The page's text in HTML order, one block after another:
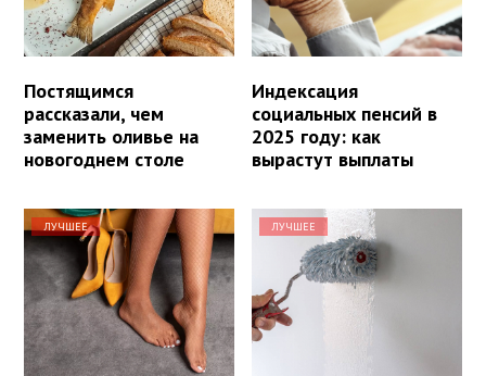
Постящимся
рассказали, чем
заменить оливье на
новогоднем столе
Индексация
социальных пенсий в
2025 году: как
вырастут выплаты
ЛУЧШЕЕ ЛУЧШЕЕ